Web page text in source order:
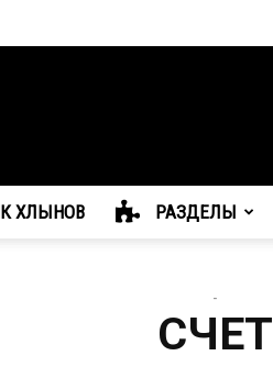
ХЛЫНОВ РАЗДЕЛЫ
-
СЧЕТ